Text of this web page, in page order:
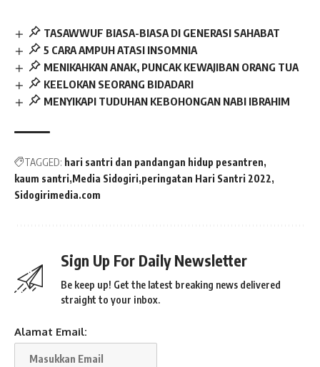
TASAWWUF BIASA-BIASA DI GENERASI SAHABAT
5 CARA AMPUH ATASI INSOMNIA
MENIKAHKAN ANAK, PUNCAK KEWAJIBAN ORANG TUA
KEELOKAN SEORANG BIDADARI
MENYIKAPI TUDUHAN KEBOHONGAN NABI IBRAHIM
TAGGED: hari santri dan pandangan hidup pesantren
kaum santri Media Sidogiri peringatan Hari Santri 2022
Sidogirimedia.com
Sign Up For Daily Newsletter
Be keep up! Get the latest breaking news delivered
straight to your inbox.
Alamat Email: